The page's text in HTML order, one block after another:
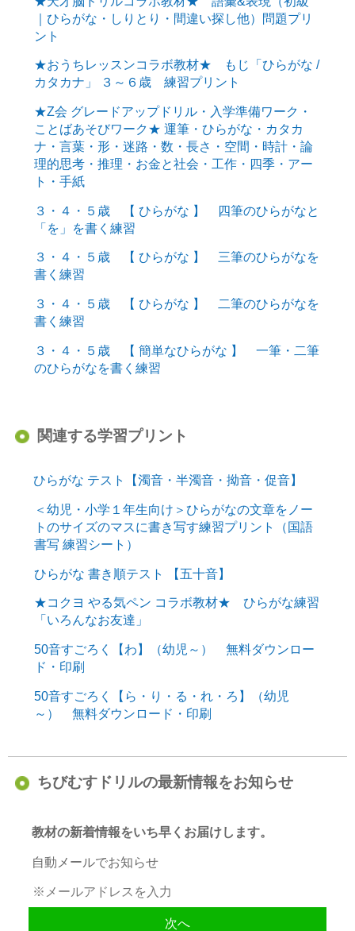
｜ひらがな・しりとり・間違い探し他）問題プリ
ント
★おうちレッスンコラボ教材★ もじ「ひらがな /
カタカナ」 ３～６歳 練習プリント
★Z会 グレードアップドリル・入学準備ワーク・
ことばあそびワーク★ 運筆・ひらがな・カタカ
ナ・言葉・形・迷路・数・長さ・空間・時計・論
理的思考・推理・お金と社会・工作・四季・アー
ト・手紙
３・４・５歳 【 ひらがな 】 四筆のひらがなと
「を」を書く練習
３・４・５歳 【 ひらがな 】 三筆のひらがなを
書く練習
３・４・５歳 【 ひらがな 】 二筆のひらがなを
書く練習
３・４・５歳 【 簡単なひらがな 】 一筆・二筆
のひらがなを書く練習
関連する学習プリント
ひらがな テスト【濁音・半濁音・拗音・促音】
＜幼児・小学１年生向け＞ひらがなの文章をノー
トのサイズのマスに書き写す練習プリント（国語
書写 練習シート）
ひらがな 書き順テスト 【五十音】
★コクヨ やる気ペン コラボ教材★ ひらがな練習
「いろんなお友達」
50音すごろく【わ】（幼児～） 無料ダウンロー
ド・印刷
50音すごろく【ら・り・る・れ・ろ】（幼児
～） 無料ダウンロード・印刷
ちびむすドリルの最新情報をお知らせ
教材の新着情報をいち早くお届けします。
自動メールでお知らせ